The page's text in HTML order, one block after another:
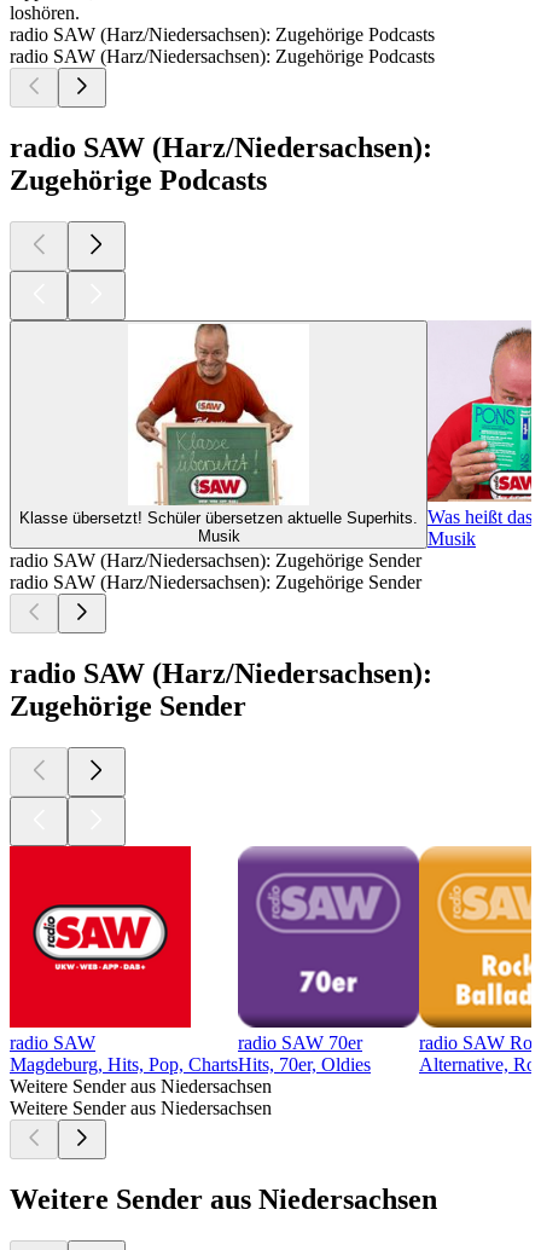
loshören.
radio SAW (Harz/Niedersachsen): Zugehörige Podcasts
radio SAW (Harz/Niedersachsen): Zugehörige Podcasts
radio SAW (Harz/Niedersachsen):
Zugehörige Podcasts
Klasse übersetzt! Schüler übersetzen aktuelle Superhits.
Musik
Was heißt das
Musik
radio SAW (Harz/Niedersachsen): Zugehörige Sender
radio SAW (Harz/Niedersachsen): Zugehörige Sender
radio SAW (Harz/Niedersachsen):
Zugehörige Sender
radio SAW
Magdeburg, Hits, Pop, Charts
radio SAW 70er
Hits, 70er, Oldies
radio SAW
Alternative,
Weitere Sender aus Niedersachsen
Weitere Sender aus Niedersachsen
Weitere Sender aus Niedersachsen